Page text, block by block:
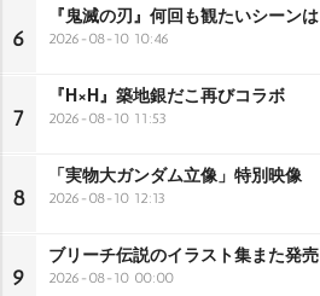
6
『鬼滅の刃』何回も観たいシーンは
2026-08-10 10:46
7
『H×H』築地銀だこ再びコラボ
2026-08-10 11:53
8
「実物大ガンダム立像」特別映像
2026-08-10 12:13
9
ブリーチ伝説のイラスト集また発売
2026-08-10 00:00